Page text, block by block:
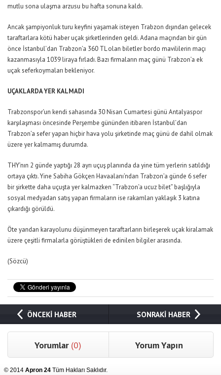
mutlu sona ulaşma arzusu bu hafta sonuna kaldı.
Ancak şampiyonluk turu keyfini yaşamak isteyen Trabzon dışından gelecek
taraftarlara kötü haber uçak şirketlerinden geldi. Adana maçından bir gün
önce İstanbul’dan Trabzon’a 360 TL olan biletler bordo mavililerin maçı
kazanmasıyla 1039 liraya fırladı. Bazı firmaların maç günü Trabzon’a ek
uçak seferkoymaları bekleniyor.
UÇAKLARDA YER KALMADI
Trabzonspor’un kendi sahasında 30 Nisan Cumartesi günü Antalyaspor
karşılaşması öncesinde Perşembe gününden itibaren İstanbul’dan
Trabzon’a sefer yapan hiçbir hava yolu şirketinde maç günü de dahil olmak
üzere yer kalmamış durumda.
THY’nın 2 günde yaptığı 28 ayrı uçuş planında da yine tüm yerlerin satıldığı
ortaya çıktı. Yine Sabiha Gökçen Havaalanı’ndan Trabzon’a günde 6 sefer
bir şirkette daha uçuşta yer kalmazken “Trabzon’a ucuz bilet” başlığıyla
sosyal medyadan satış yapan firmaların ise rakamları yaklaşık 3 katına
çıkardığı görüldü.
Öte yandan karayolunu düşünmeyen taraftarların birleşerek uçak kiralamak
üzere çeşitli firmalarla görüştükleri de edinilen bilgiler arasında.
(Sözcü)
ÖNCEKİ HABER SONRAKİ HABER
Yorumlar (0) Yorum Yapın
© 2014 Apron 24 Tüm Hakları Saklıdır.